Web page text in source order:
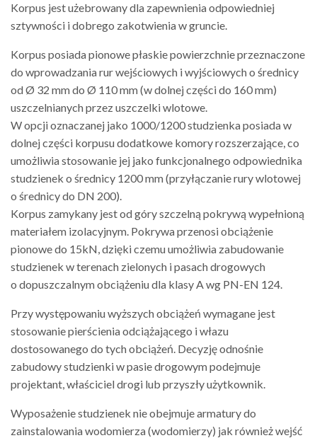
Korpus jest użebrowany dla zapewnieniaodpowiedniej
sztywności i dobrego zakotwienia w gruncie.
Korpus posiada pionowe płaskie powierzchnieprzeznaczone
do wprowadzania rurwejściowych i wyjściowych o średnicy
od Ø 32 mm do Ø 110 mm(w dolnejczęści do 160 mm)
uszczelnianychprzez uszczelki wlotowe.
W opcji oznaczanej jako 1000/1200studzienka posiada w
dolnejczęści korpusu dodatkowe komoryrozszerzające, co
umożliwia stosowanie jej jako funkcjonalnego odpowiednika
studzienek o średnicy 1200 mm(przyłączanie rury wlotowej
o średnicydo DN 200).
Korpus zamykany jest od góry szczelną pokrywą wypełnioną
materiałem izolacyjnym. Pokrywa przenosi obciążenie
pionowe do 15kN, dzięki czemuumożliwia zabudowanie
studzienek wterenach zielonych i pasach drogowych
o dopuszczalnym obciążeniu dla klasyA wg PN-EN 124.
Przy występowaniuwyższych obciążeń wymagane jest
stosowanie pierścienia odciążającego i włazu
dostosowanego do tych obciążeń. Decyzję odnośnie
zabudowy studzienkiw pasie drogowym podejmuje
projektant,właściciel drogi lub przyszły użytkownik.
Wyposażenie studzienek nie obejmujearmatury do
zainstalowania wodomierza(wodomierzy) jak również wejść